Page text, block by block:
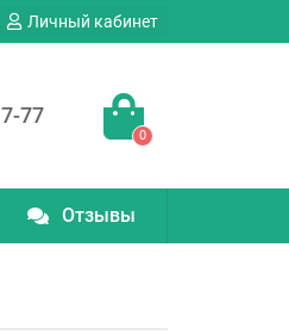
Личный кабинет
77
0
Отзывы